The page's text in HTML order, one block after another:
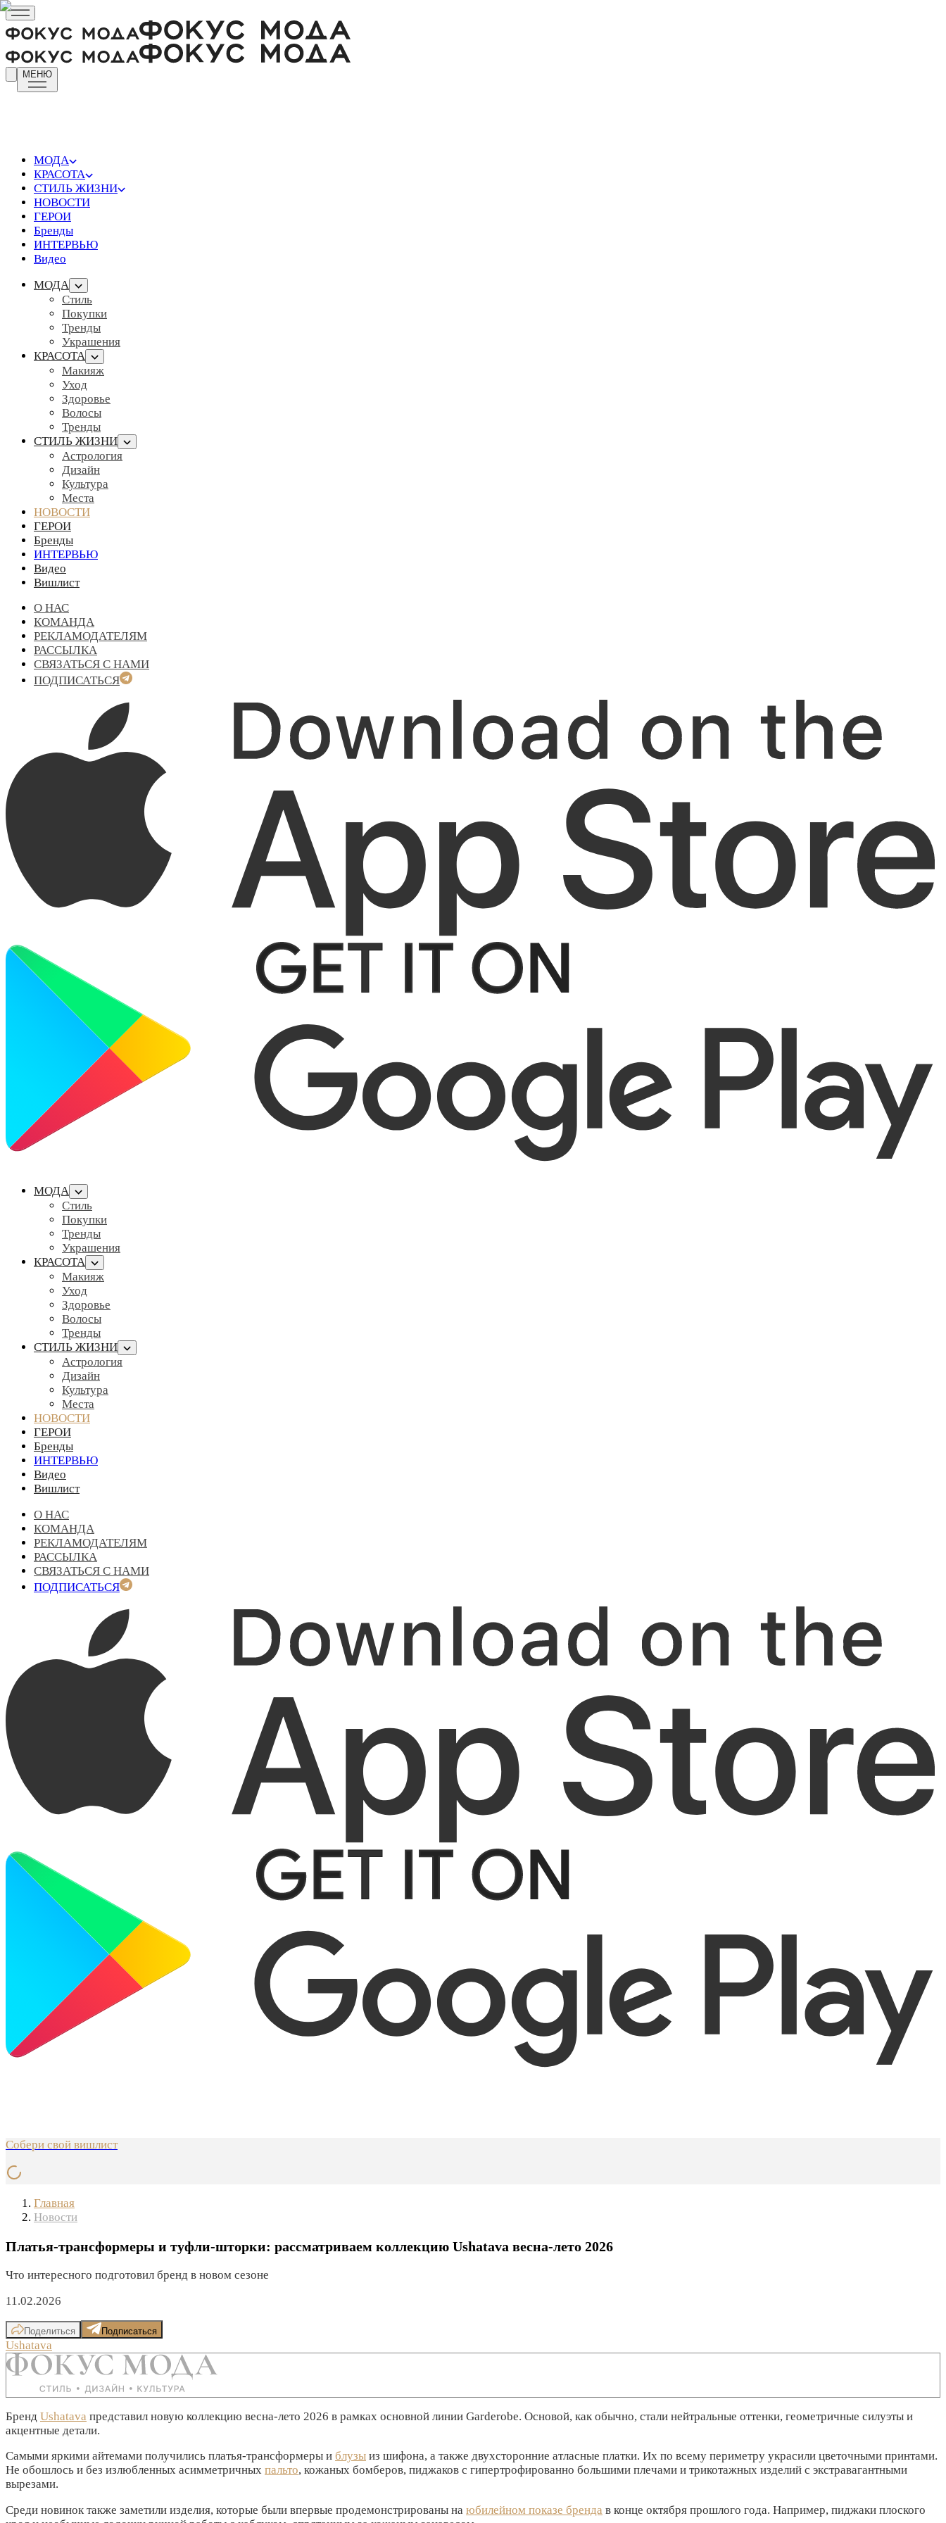
МЕНЮ
МОДА
КРАСОТА
СТИЛЬ ЖИЗНИ
НОВОСТИ
ГЕРОИ
Бренды
ИНТЕРВЬЮ
Видео
МОДА
Стиль
Покупки
Тренды
Украшения
КРАСОТА
Макияж
Уход
Здоровье
Волосы
Тренды
СТИЛЬ ЖИЗНИ
Астрология
Дизайн
Культура
Места
НОВОСТИ
ГЕРОИ
Бренды
ИНТЕРВЬЮ
Видео
Вишлист
О НАС
КОМАНДА
РЕКЛАМОДАТЕЛЯМ
РАССЫЛКА
СВЯЗАТЬСЯ С НАМИ
ПОДПИСАТЬСЯ
МОДА
Стиль
Покупки
Тренды
Украшения
КРАСОТА
Макияж
Уход
Здоровье
Волосы
Тренды
СТИЛЬ ЖИЗНИ
Астрология
Дизайн
Культура
Места
НОВОСТИ
ГЕРОИ
Бренды
ИНТЕРВЬЮ
Видео
Вишлист
О НАС
КОМАНДА
РЕКЛАМОДАТЕЛЯМ
РАССЫЛКА
СВЯЗАТЬСЯ С НАМИ
ПОДПИСАТЬСЯ
Собери свой вишлист
Главная
Новости
Платья-трансформеры и туфли-шторки: рассматриваем коллекцию Ushatava весна-лето 2026
Что интересного подготовил бренд в новом сезоне
11.02.2026
Поделиться Подписаться
Ushatava
Бренд Ushatava представил новую коллекцию весна-лето 2026 в рамках основной линии Garderobe. Основой, как обычно, стали нейтральные оттенки, геометричные силуэты и
акцентные детали.
Самыми яркими айтемами получились платья-трансформеры и блузы из шифона, а также двухсторонние атласные платки. Их по всему периметру украсили цветочными принтами.
Не обошлось и без излюбленных асимметричных пальто, кожаных бомберов, пиджаков с гипертрофированно большими плечами и трикотажных изделий с экстравагантными
вырезами.
Среди новинок также заметили изделия, которые были впервые продемонстрированы на юбилейном показе бренда в конце октября прошлого года. Например, пиджаки плоского